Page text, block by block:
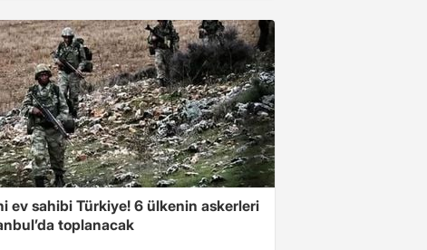
ev sahibi Türkiye! 6 ülkenin askerleri
toplanacak